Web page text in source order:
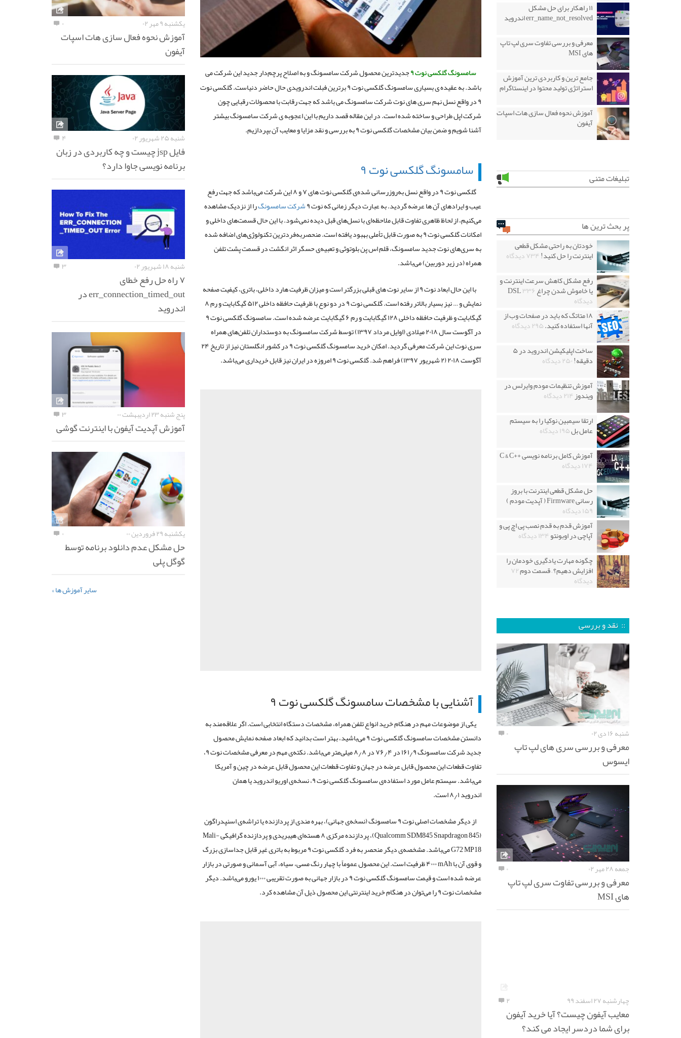
سامسونگ گلکسی نوت ۹ جدیدترین محصول شرکت سامسونگ و به اصلاح پرچم‌دار جدید این شرکت می
باشد. به عقیده ی بسیاری سامسونگ گلکسی نوت ۹ برترین فبلت اندرویدی حال حاضر دنیاست. گلکسی نوت
۹ در واقع نسل نهم سری های نوت شرکت سامسونگ می باشد که جهت رقابت با محصولات رقبایی چون
شرکت اپل طراحی و ساخته شده است. در این مقاله قصد داریم با این اعجوبه ی شرکت سامسونگ بیشتر
آشنا شویم و ضمن بیان مشخصات گلکسی نوت ۹ به بررسی و نقد مزایا و معایب آن بپردازیم.
سامسونگ گلکسی نوت ۹
گلکسی نوت ۹ در واقع نسل به‌روزرسانی شده‌ی گلکسی نوت های ۷ و ۸ این شرکت می‌باشد که جهت رفع
عیب و ایرادهای آن ها عرضه گردید. به عبارت دیگر زمانی که نوت ۹ شرکت سامسونگرا از نزدیک مشاهده
می‌کنیم،‌ از لحاظ ظاهری تفاوت قابل ملاحظه‌ای با نسل‌های قبل دیده نمی‌شود. با این حال قسمت‌های داخلی و
امکانات گلکسی نوت ۹ به صورت قابل تأملی بهبود یافته است. منحصربه‌فردترین تکنولوژی‌های اضافه شده
به سری‌های نوت جدید سامسونگ، قلم اس پن بلوتوثی و تعبیه‌ی حسگر اثر انگشت در قسمت پشت تلفن
همراه (در زیر دوربین) می‌باشد.
با این حال ابعاد نوت ۹ از سایر نوت های قبلی بزرگتر است و میزان ظرفیت هارد داخلی، باتری، کیفیت صفحه
نمایش و … نیز بسیار بالاتر رفته است. گلکسی نوت ۹ در دو نوع با ظرفیت حافظه داخلی ۵۱۲ گیگابایت و رم ۸
گیگابایت و ظرفیت حافظه داخلی ۱۲۸ گیگابایت و رم ۶ گیگابایت عرضه شده است. سامسونگ گلکسی نوت ۹
در آگوست سال ۲۰۱۸ میلادی (اوایل مرداد ۱۳۹۷) توسط شرکت سامسونگ به دوستداران تلفن‌های همراه
سری نوت این شرکت معرفی گردید. امکان خرید سامسونگ گلکسی نوت ۹ در کشور انگلستان نیز از تاریخ ۲۴
آگوست ۲۰۱۸ (۲ شهریور ۱۳۹۷) فراهم شد. گلکسی نوت ۹ امروزه در ایران نیز قابل خریداری می‌باشد.
آشنایی با مشخصات سامسونگ گلکسی نوت ۹
یکی از موضوعات مهم در هنگام خرید انواع تلفن همراه، مشخصات دستگاه انتخابی است. اگر علاقه‌مند به
دانستن مشخصات سامسونگ گلکسی نوت ۹ می‌باشید، بهتر است بدانید که ابعاد صفحه نمایش محصول
جدید شرکت سامسونگ۱۶۱٫۹ در۷۶٫۴ در۸٫۸
میلی‌متر می‌باشد. نکته‌ی مهم در معرفی مشخصات نوت ۹،
تفاوت قطعات این محصول قابل عرضه در جهان و تفاوت قطعات این محصول قابل عرضه در چین و آمریکا
می‌باشد. سیستم عامل مورد استفاده‌ی سامسونگ گلکسی نوت ۹، نسخه‌ی اوریو اندروید یا همان
اندروید۸٫۱
است.
از دیگر مشخصات اصلی نوت ۹ سامسونگ (نسخه‌ی جهانی)، بهره مندی از پردازنده یا تراشه‌ی اسنپدراگون
(
Qualcomm SDM845 Snapdragon 845)، پردازنده مرکزی ۸ هسته‌ای هیبریدی و پردازنده گرافیکی
Mali-
G72 MP18
می‌باشد. مشخصه‌ی دیگر منحصر به فرد گلکسی نوت ۹ مربوط به باتری غیر قابل جداسازی بزرگ
و قوی آن با۴۰۰۰ mAhظرفیت است. این محصول عموماً با چهار رنگ مسی، سیاه، آبی آسمانی و صورتی در بازار
عرضه شده است و قیمت سامسونگ گلکسی نوت ۹ در بازار جهانی به صورت تقریبی ۱۰۰۰ یورو می‌باشد. دیگر
مشخصات نوت ۹ را می‌توان در هنگام خرید اینترنتی این محصول ذیل آن مشاهده کرد.
۱۱ راهکار برای حل مشکل
err_name_not_resolved اندروید
معرفی و بررسی تفاوت سری لپ تاپ
های MSI
جامع ترین و کاربردی ترین آموزش
استراتژی تولید محتوا در اینستاگرام
آموزش نحوه فعال سازی هات اسپات
آیفون
تبلیغات متنی
پر بحث ترین ها
خودتان به راحتی مشکل قطعی
اینترنت را حل کنید!۷۳۴ دیدگاه
رفع مشکل کاهش سرعت اینترنت و
یا خاموش شدن چراغ DSL۳۳۶
دیدگاه
۱۸ متاتگ که باید در صفحات وب از
آنها استفاده کنید.۲۹۵ دیدگاه
ساخت اپلیکیشن اندروید در ۵
دقیقه!۲۵۰ دیدگاه
آموزش تنظیمات مودم وایرلس در
ویندوز۲۱۴ دیدگاه
ارتقا سیمبین نوکیا را به سیستم
عامل بل۱۹۵ دیدگاه
آموزش کامل برنامه نویسی ++C & C
۱۷۴ دیدگاه
حل مشکل قطعی اینترنت با بروز
رسانی Firmware ( آپدیت مودم )
۱۵۹ دیدگاه
آموزش قدم به قدم نصب پی اچ پی و
آپاچی در اوبونتو۱۳۴ دیدگاه
چگونه مهارت یادگیری خودمان را
افزایش دهیم؟ – قسمت دوم۷۲
دیدگاه
:: نقد و بررسی
شنبه ۱۶ دی ۰۲ ۰
معرفی و بررسی سری های لپ تاپ
ایسوس
جمعه ۲۸ مهر ۰۲ ۰
معرفی و بررسی تفاوت سری لپ تاپ
های MSI
چهارشنبه ۲۷ اسفند ۹۹ ۲
معایب آیفون چیست؟ آیا خرید آیفون
برای شما دردسر ایجاد می کند؟
یکشنبه ۹ مهر ۰۲ ۰
آموزش نحوه فعال سازی هات اسپات
آیفون
شنبه ۲۵ شهریور ۰۲ ۴
فایل jsp چیست و چه کاربردی در زبان
برنامه نویسی جاوا دارد؟
شنبه ۱۸ شهریور ۰۲ ۳
۷ راه حل رفع خطای
err_connection_timed_out در
اندروید
پنج شنبه ۲۳ اردیبهشت ۰۰ ۳
آموزش آپدیت آیفون با اینترنت گوشی
یکشنبه ۲۹ فروردین ۰۰ ۰
حل مشکل عدم دانلود برنامه توسط
گوگل پلی
سایر آموزش ها »